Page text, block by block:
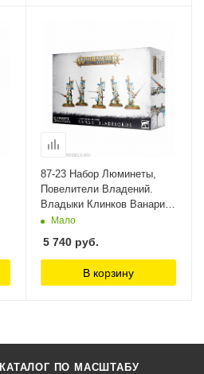
87-23 Набор Люминеты,
Повелители Владений.
Владыки Клинков Ванари
(Lumineth Realm-Lords
Workshop
Мало
5 740 руб.
В корзину
КАТАЛОГ ПО МАСШТАБУ